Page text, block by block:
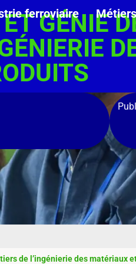
ferroviaire Métiers
GÉNIE
de l’ingénierie des matériaux